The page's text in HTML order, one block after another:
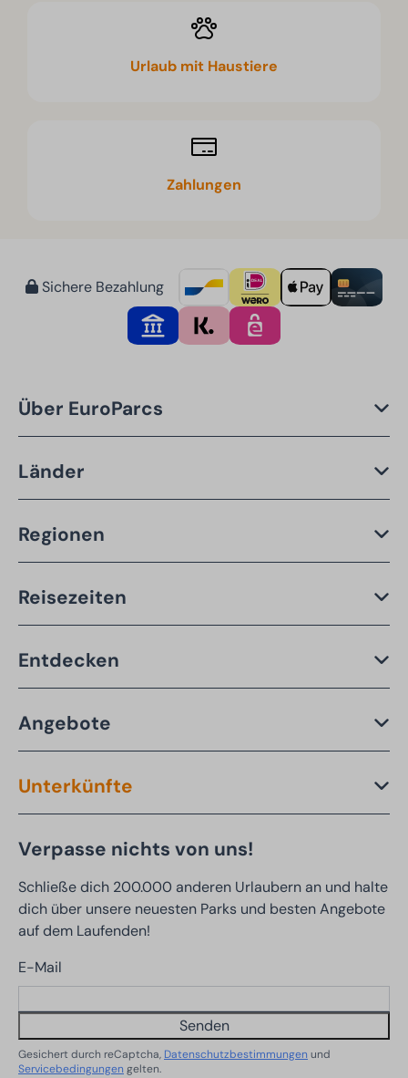
Urlaub mit Haustiere
Zahlungen
Sichere Bezahlung
Über EuroParcs
Länder
Regionen
Reisezeiten
Entdecken
Angebote
Unterkünfte
Verpasse nichts von uns!
Schließe dich 200.000 anderen Urlaubern an und halte
dich über unsere neuesten Parks und besten Angebote
auf dem Laufenden!
E-Mail
Senden
Gesichert durch reCaptcha, Datenschutzbestimmungen und
Servicebedingungen gelten.